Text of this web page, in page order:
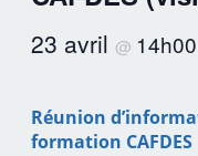
23 avril @ 14h00
Réunion
formation CAFDES